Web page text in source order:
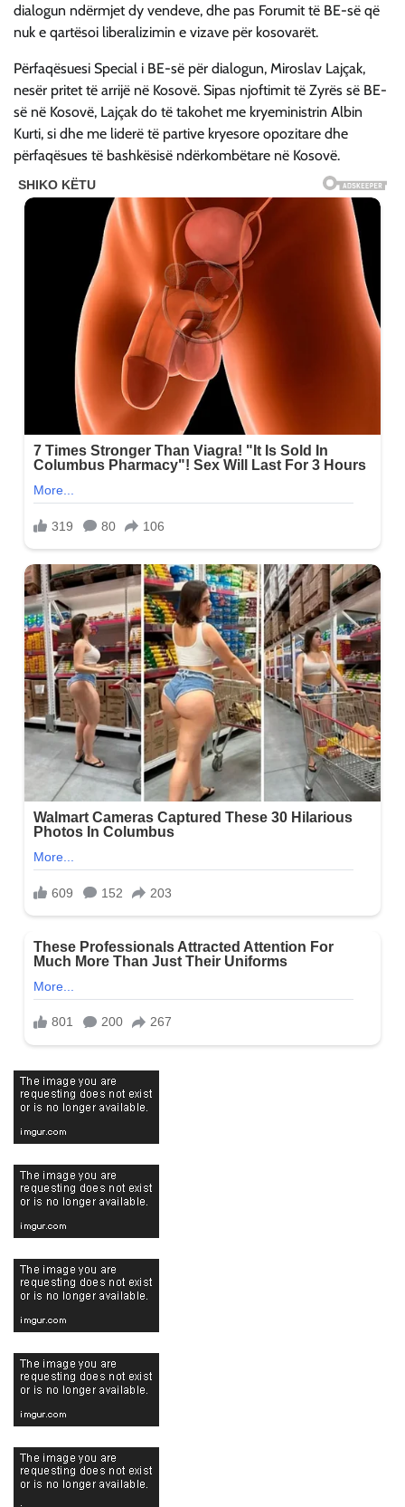
dialogun ndërmjet dy vendeve, dhe pas Forumit të BE-së që
nuk e qartësoi liberalizimin e vizave për kosovarët.
Përfaqësuesi Special i BE-së për dialogun, Miroslav Lajçak,
nesër pritet të arrijë në Kosovë. Sipas njoftimit të Zyrës së BE-
së në Kosovë, Lajçak do të takohet me kryeministrin Albin
Kurti, si dhe me liderë të partive kryesore opozitare dhe
përfaqësues të bashkësisë ndërkombëtare në Kosovë.